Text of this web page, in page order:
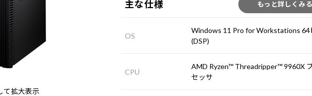
て拡大表示
主な仕様 もっと詳しくみ
OS
Windows 11 Pro for Workstations 64
(DSP)
CPU
AMD Ryzen™ Threadripper™ 9960X
セッサ